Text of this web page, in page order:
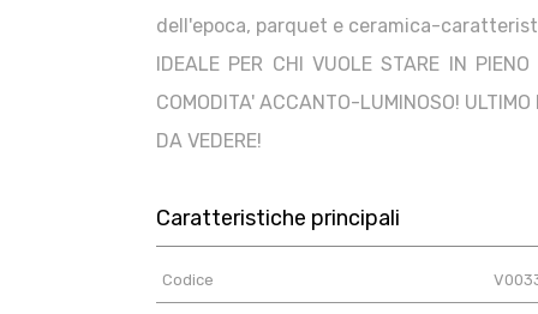
dell'epoca, parquet e ceramica-
IDEALE PER CHI VUOLE STARE IN
COMODITA' ACCANTO-LUMINOSO! ULTIMO
DA VEDERE!
Caratteristiche principali
Codice